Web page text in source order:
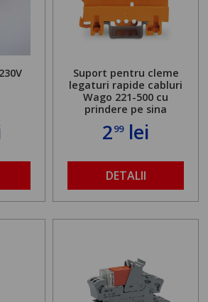
Suport pentru cleme
legaturi rapide cabluri
Wago 221-500 cu
prindere pe sina
299lei
DETALII